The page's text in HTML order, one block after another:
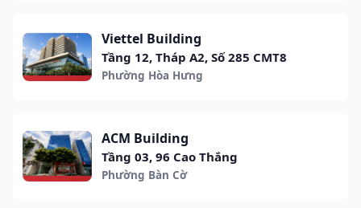
Viettel Building
Tầng 12, Tháp A2, Số 285 CMT8
Phường Hòa Hưng
ACM Building
Tầng 03, 96 Cao Thắng
Phường Bàn Cờ